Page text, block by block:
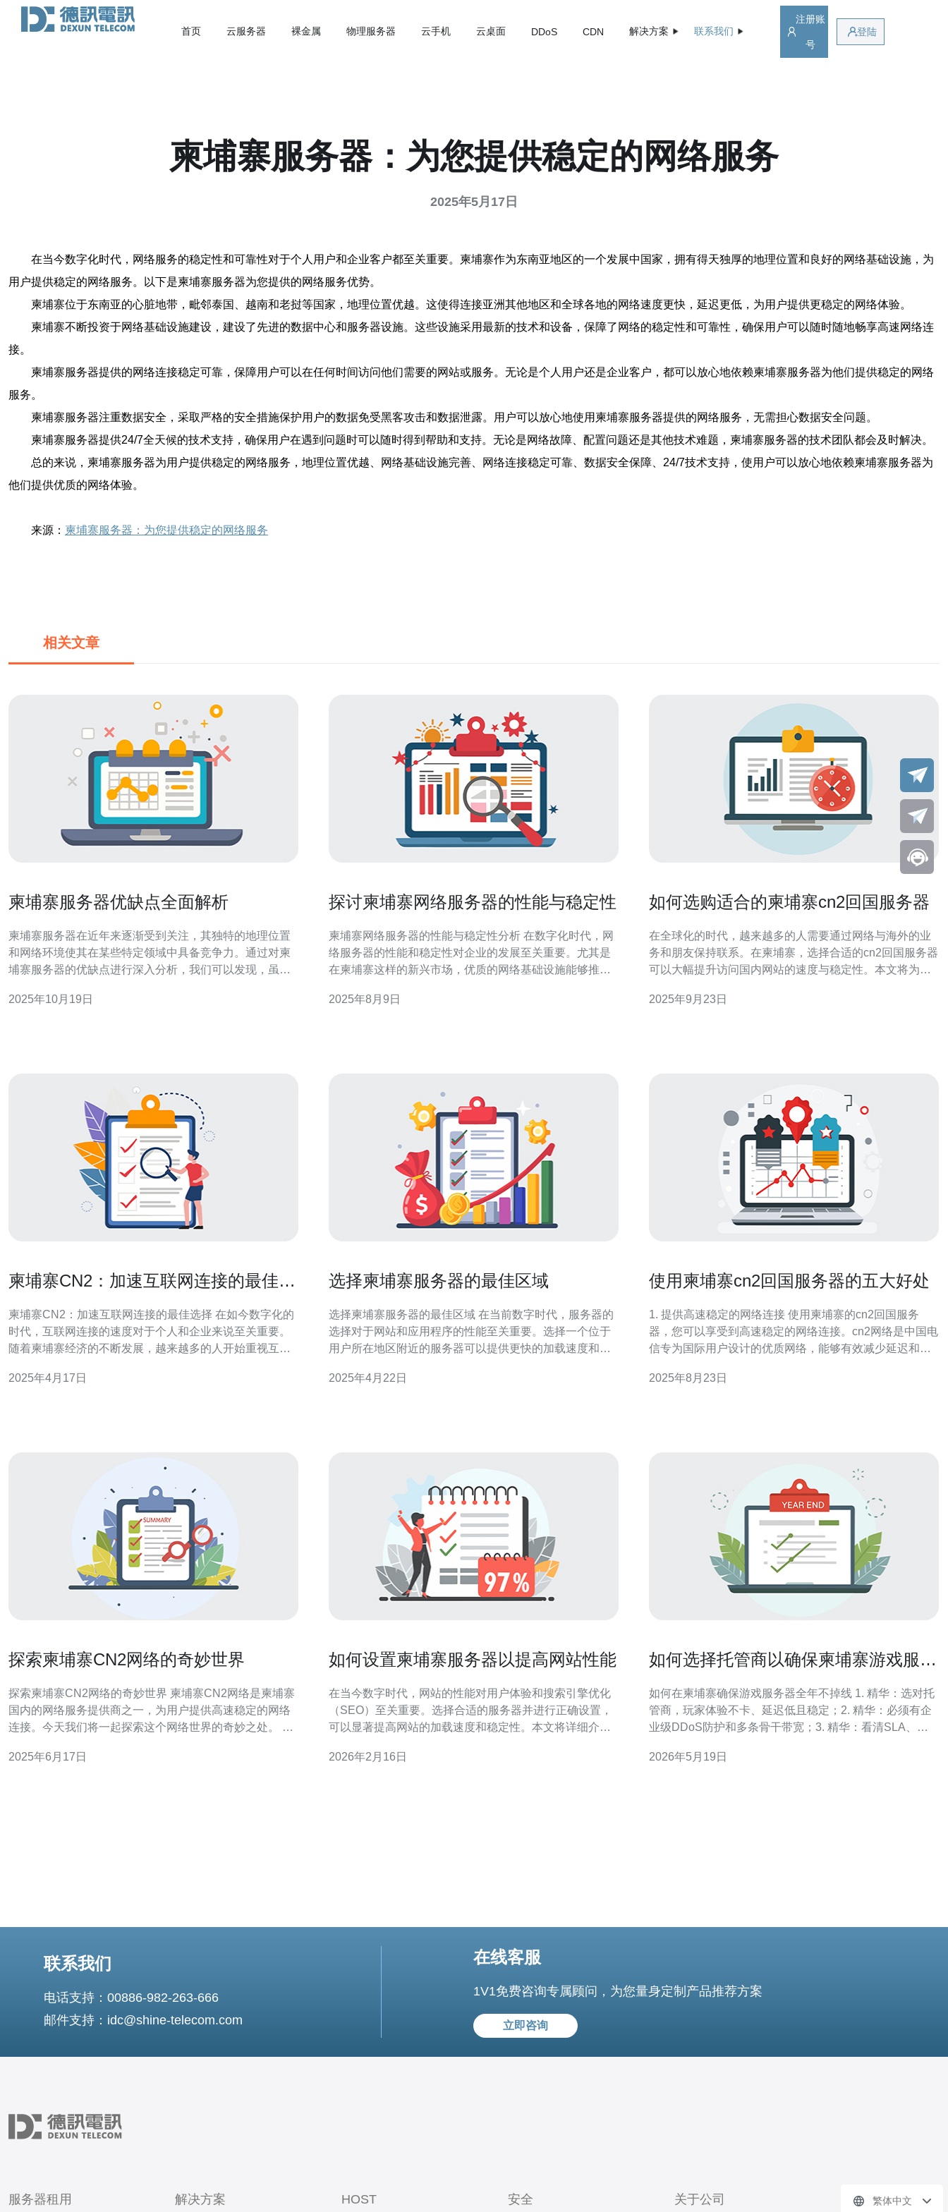
首页 云服务器 裸金属 物理服务器 云手机 云桌面 DDoS CDN 解决方案 联系我们
注册账
号
登陆
柬埔寨服务器：为您提供稳定的网络服务
2025年5月17日
在当今数字化时代，网络服务的稳定性和可靠性对于个人用户和企业客户都至关重要。柬埔寨作为东南亚地区的一个发展中国家，拥有得天独厚的地理位置和良好的网络基础设施，为
用户提供稳定的网络服务。以下是柬埔寨服务器为您提供的网络服务优势。
柬埔寨位于东南亚的心脏地带，毗邻泰国、越南和老挝等国家，地理位置优越。这使得连接亚洲其他地区和全球各地的网络速度更快，延迟更低，为用户提供更稳定的网络体验。
柬埔寨不断投资于网络基础设施建设，建设了先进的数据中心和服务器设施。这些设施采用最新的技术和设备，保障了网络的稳定性和可靠性，确保用户可以随时随地畅享高速网络连
接。
柬埔寨服务器提供的网络连接稳定可靠，保障用户可以在任何时间访问他们需要的网站或服务。无论是个人用户还是企业客户，都可以放心地依赖柬埔寨服务器为他们提供稳定的网络
服务。
柬埔寨服务器注重数据安全，采取严格的安全措施保护用户的数据免受黑客攻击和数据泄露。用户可以放心地使用柬埔寨服务器提供的网络服务，无需担心数据安全问题。
柬埔寨服务器提供24/7全天候的技术支持，确保用户在遇到问题时可以随时得到帮助和支持。无论是网络故障、配置问题还是其他技术难题，柬埔寨服务器的技术团队都会及时解决。
总的来说，柬埔寨服务器为用户提供稳定的网络服务，地理位置优越、网络基础设施完善、网络连接稳定可靠、数据安全保障、24/7技术支持，使用户可以放心地依赖柬埔寨服务器为
他们提供优质的网络体验。
来源： 柬埔寨服务器：为您提供稳定的网络服务
相关文章
柬埔寨服务器优缺点全面解析
柬埔寨服务器在近年来逐渐受到关注，其独特的地理位置
和网络环境使其在某些特定领域中具备竞争力。通过对柬
埔寨服务器的优缺点进行深入分析，我们可以发现，虽然
稳定性的问题。对于希望在东南亚拓展业务的企业来说，
2025年10月19日
探讨柬埔寨网络服务器的性能与稳定性
柬埔寨网络服务器的性能与稳定性分析 在数字化时代，网
络服务器的性能和稳定性对企业的发展至关重要。尤其是
在柬埔寨这样的新兴市场，优质的网络基础设施能够推动
能与稳定性，帮助企业在选择网络服务时做出明智的决
2025年8月9日
如何选购适合的柬埔寨cn2回国服务器
在全球化的时代，越来越多的人需要通过网络与海外的业
务和朋友保持联系。在柬埔寨，选择合适的cn2回国服务器
可以大幅提升访问国内网站的速度与稳定性。本文将为您
之前，首先需要明确自己的需求。您需要考虑以下几个方
2025年9月23日
柬埔寨CN2：加速互联网连接的最佳选
柬埔寨CN2：加速互联网连接的最佳选择 在如今数字化的
时代，互联网连接的速度对于个人和企业来说至关重要。
随着柬埔寨经济的不断发展，越来越多的人开始重视互联
CN2（ChinaNet Next Carrying Network）作为一种高速互
2025年4月17日
选择柬埔寨服务器的最佳区域
选择柬埔寨服务器的最佳区域 在当前数字时代，服务器的
选择对于网站和应用程序的性能至关重要。选择一个位于
用户所在地区附近的服务器可以提供更快的加载速度和更
选择柬埔寨服务器将是一个明智的决定。 作为柬埔寨的首
2025年4月22日
使用柬埔寨cn2回国服务器的五大好处
1. 提供高速稳定的网络连接 使用柬埔寨的cn2回国服务
器，您可以享受到高速稳定的网络连接。cn2网络是中国电
信专为国际用户设计的优质网络，能够有效减少延迟和丢
这无疑是一个巨大的优势。 通过选择合适的服务提供商，
2025年8月23日
探索柬埔寨CN2网络的奇妙世界
探索柬埔寨CN2网络的奇妙世界 柬埔寨CN2网络是柬埔寨
国内的网络服务提供商之一，为用户提供高速稳定的网络
连接。今天我们将一起探索这个网络世界的奇妙之处。 柬
件、观看视频还是进行在线游戏，用户都能享受到流畅的
2025年6月17日
如何设置柬埔寨服务器以提高网站性能
在当今数字时代，网站的性能对用户体验和搜索引擎优化
（SEO）至关重要。选择合适的服务器并进行正确设置，
可以显著提高网站的加载速度和稳定性。本文将详细介绍
服务器提供商 选择一个可靠的服务器提供商是提高网站性
2026年2月16日
如何选择托管商以确保柬埔寨游戏服务
如何在柬埔寨确保游戏服务器全年不掉线 1. 精华：选对托
管商，玩家体验不卡、延迟低且稳定；2. 精华：必须有企
业级DDoS防护和多条骨干带宽；3. 精华：看清SLA、备
年大型游戏运维与网络安全经验的工程师，我直言不讳：
2026年5月19日
联系我们
电话支持：00886-982-263-666
邮件支持：idc@shine-telecom.com
在线客服
1V1免费咨询专属顾问，为您量身定制产品推荐方案
立即咨询
服务器租用 解决方案 HOST 安全 关于公司 繁体中文